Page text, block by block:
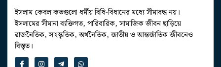
ইসলাম কেবল কতগুলো ধর্মীয় বিধি-বিধানের মধ্যে সীমাবদ্ধ নয়।
ইসলামের সীমানা ব্যক্তিগত, পারিবারিক, সামাজিক জীবন ছাড়িয়ে
রাজনৈতিক, সাংস্কৃতিক, অর্থনৈতিক, জাতীয় ও আন্তর্জাতিক জীবনেও
বিস্তৃত।